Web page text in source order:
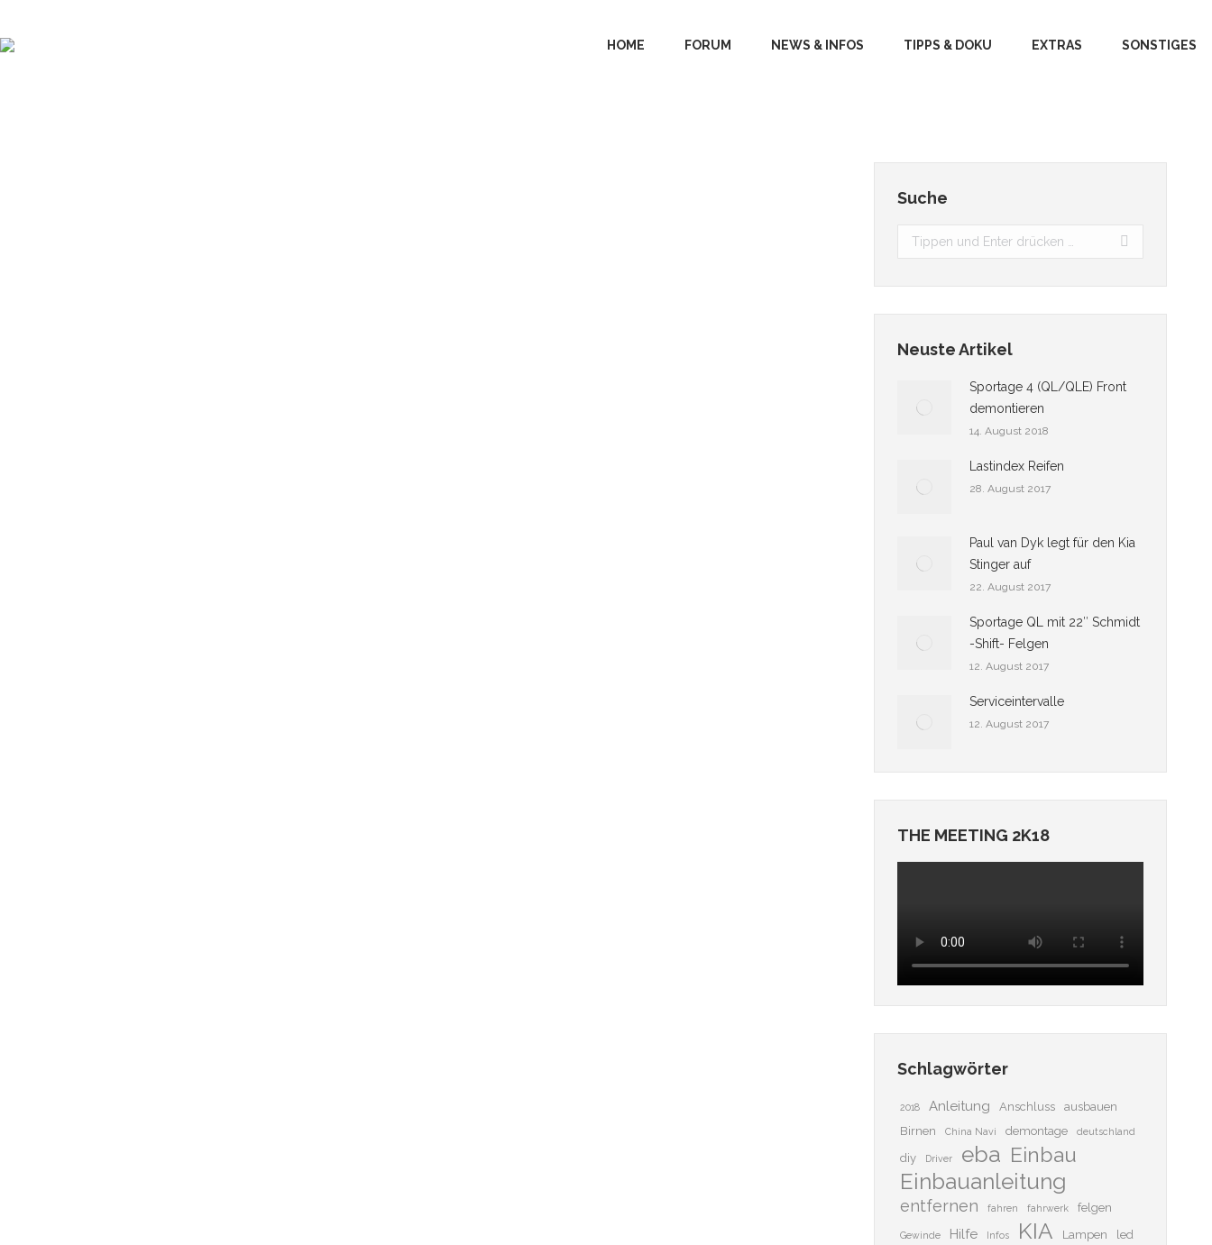
HOME FORUM NEWS & INFOS TIPPS & DOKU EXTRAS SONSTIGES
Suche
Search:
Neuste Artikel
Sportage 4 (QL/QLE) Front
demontieren
14. August 2018
Lastindex Reifen
28. August 2017
Paul van Dyk legt für den Kia
Stinger auf
22. August 2017
Sportage QL mit 22″ Schmidt
-Shift- Felgen
12. August 2017
Serviceintervalle
12. August 2017
THE MEETING 2K18
Schlagwörter
2018 Anleitung Anschluss
ausbauen
Birnen
China Navi demontage deutschland
diy Driver eba Einbau
Einbauanleitung
entfernen fahren fahrwerk felgen
Gewinde Hilfe Infos KIA Lampen led